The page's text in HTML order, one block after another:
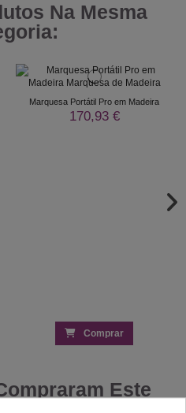
Na Mesma
Marquesa Portátil Pro em Madeira
170,93 €
Comprar
Este